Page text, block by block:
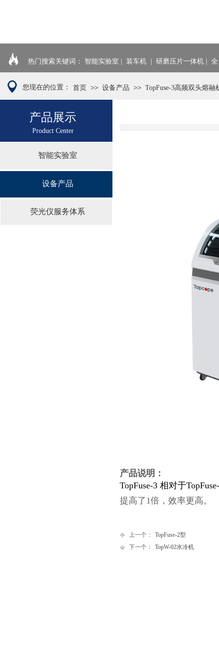
热门搜索关键词： 智能实验室 | 装车机 | 研磨压片一体机 | 全
您现在的位置： 首页 >> 设备产品 >> TopFuse-3高频双头熔融
产品说明：
TopFuse-3 相对于
提高了1倍，效率更高。
上一个：
TopFuse-2型
下一个：
TopW-02水冷机
产品展示
Product Center
智能实验室
设备产品
荧光仪服务体系